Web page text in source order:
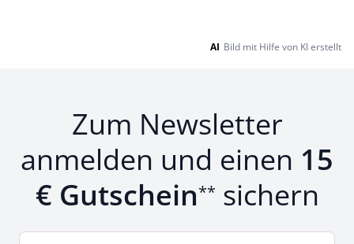
AI Bild mit Hilfe von KI erstellt
Zum Newsletter
anmelden und einen 15
€ Gutschein** sichern